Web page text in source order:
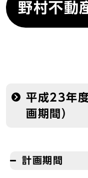
野村不動
平成23年
画期間）
計画期間